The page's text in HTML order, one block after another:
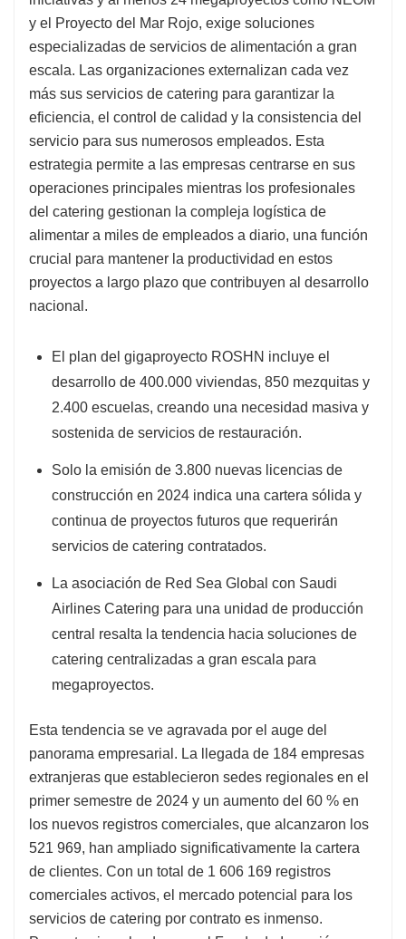
y el Proyecto del Mar Rojo, exige soluciones
especializadas de servicios de alimentación a gran
escala. Las organizaciones externalizan cada vez
más sus servicios de catering para garantizar la
eficiencia, el control de calidad y la consistencia del
servicio para sus numerosos empleados. Esta
estrategia permite a las empresas centrarse en sus
operaciones principales mientras los profesionales
del catering gestionan la compleja logística de
alimentar a miles de empleados a diario, una función
crucial para mantener la productividad en estos
proyectos a largo plazo que contribuyen al desarrollo
nacional.
El plan del gigaproyecto ROSHN incluye el
desarrollo de 400.000 viviendas, 850 mezquitas y
2.400 escuelas, creando una necesidad masiva y
sostenida de servicios de restauración.
Solo la emisión de 3.800 nuevas licencias de
construcción en 2024 indica una cartera sólida y
continua de proyectos futuros que requerirán
servicios de catering contratados.
La asociación de Red Sea Global con Saudi
Airlines Catering para una unidad de producción
central resalta la tendencia hacia soluciones de
catering centralizadas a gran escala para
megaproyectos.
Esta tendencia se ve agravada por el auge del
panorama empresarial. La llegada de 184 empresas
extranjeras que establecieron sedes regionales en el
primer semestre de 2024 y un aumento del 60 % en
los nuevos registros comerciales, que alcanzaron los
521 969, han ampliado significativamente la cartera
de clientes. Con un total de 1 606 169 registros
comerciales activos, el mercado potencial para los
servicios de catering por contrato es inmenso.